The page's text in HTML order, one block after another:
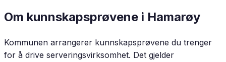
Om kunnskapsprøvene i Hamarøy
Kommunen arrangerer kunnskapsprøvene du trenger
for å drive serveringsvirksomhet. Det gjelder